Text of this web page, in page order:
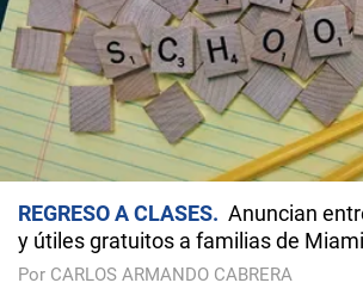
REGRESO A CLASES
Anuncian
y útiles gratuitos a familias de Miami
Por CARLOS ARMANDO CABRERA